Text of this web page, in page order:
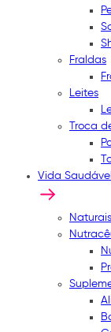
Fraldas
Leites
Troca
Vida Saudável
Naturais